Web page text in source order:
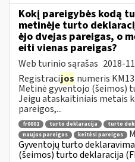
Kokį pareigybės kodą
metinėje turto
ėjo dvejas pareigas, o
eiti vienas pareigas?
Web turinio sąrašas 2018-
Registracijos numeris
Metinė gyventojo (šeimos)
Jeigu ataskaitiniais metais
pareigos,...
fr0001 turto deklaracija turto
naujos pareigos
keitėsi pareigos
Gyventojų turto
(šeimos) turto deklaracija